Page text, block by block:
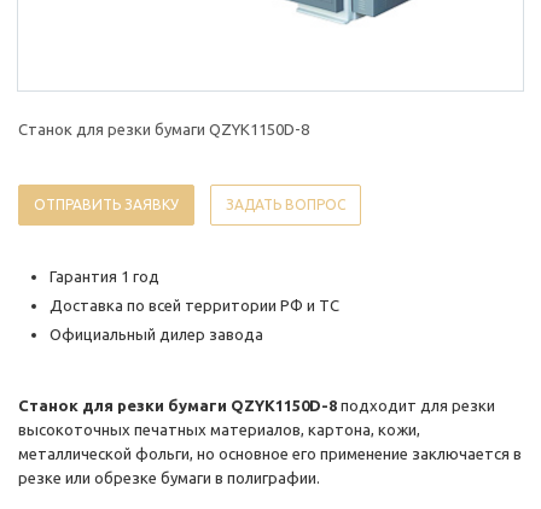
Станок для резки бумаги QZYK1150D-8
ОТПРАВИТЬ ЗАЯВКУ ЗАДАТЬ ВОПРОС
Гарантия 1 год
Доставка по всей территории РФ и ТС
Официальный дилер завода
Станок для резки бумаги QZYK1150D-8 подходит для резки
высокоточных печатных материалов, картона, кожи,
металлической фольги, но основное его применение заключается в
резке или обрезке бумаги в полиграфии.